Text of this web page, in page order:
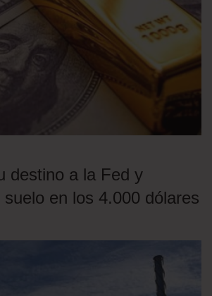
destino a la Fed y
en los 4.000 dólares